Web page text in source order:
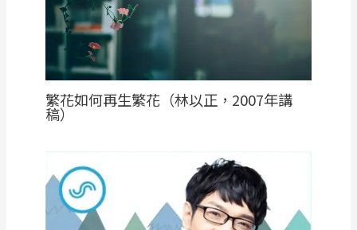
繁花如何再生繁花（林以正，2007年講
稿）